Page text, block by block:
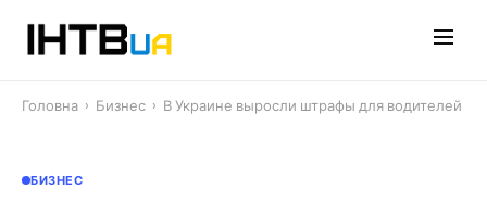
Головна › Бизнес › В Украине выросли штрафы для водителей
БИЗНЕС